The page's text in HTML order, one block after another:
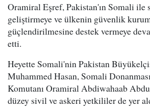
Oramiral Eşref, Pakistan'ın Somali
geliştirmeye ve ülkenin güvenlik
güçlendirilmesine destek vermeye
etti.
Heyette Somali'nin Pakistan
Muhammed Hasan, Somali
Komutanı Oramiral Abdiwahaab
düzey sivil ve askeri yetkililer de yer